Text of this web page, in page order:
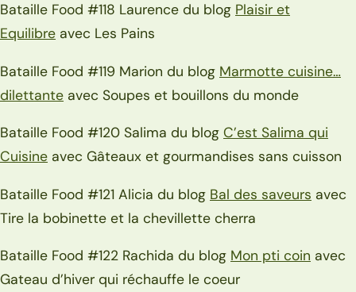
Bataille Food #118 Laurence du blog Plaisir et
Equilibre avec Les Pains
Bataille Food #119 Marion du blog Marmotte cuisine…
dilettante avec Soupes et bouillons du monde
Bataille Food #120 Salima du blog C’est Salima qui
Cuisine avec Gâteaux et gourmandises sans cuisson
Bataille Food #121 Alicia du blog Bal des saveurs avec
Tire la bobinette et la chevillette cherra
Bataille Food #122 Rachida du blog Mon pti coin avec
Gateau d’hiver qui réchauffe le coeur